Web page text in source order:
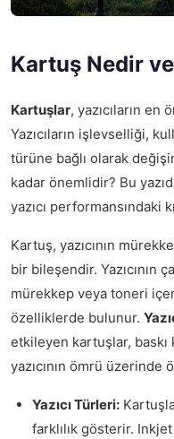
Kartuş Nedir
Kartuşlar, yazıcıların
Yazıcıların işlevselliği,
türüne bağlı olarak
kadar önemlidir? Bu
yazıcı
Kartuş, yazıcının
bir bileşendir. Yazıcının
mürekkep veya toneri
özelliklerde bulunur.
etkileyen kartuşlar, baskı
yazıcının ömrü
Yazıcı Türleri:
farklılık gösterir. Inkjet